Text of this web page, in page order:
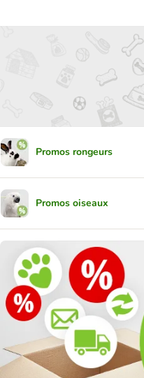
Promos rongeurs
Promos oiseaux